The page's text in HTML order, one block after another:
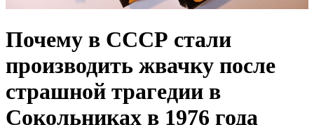
Почему в СССР стали
производить жвачку после
страшной трагедии в
Сокольниках в 1976 года